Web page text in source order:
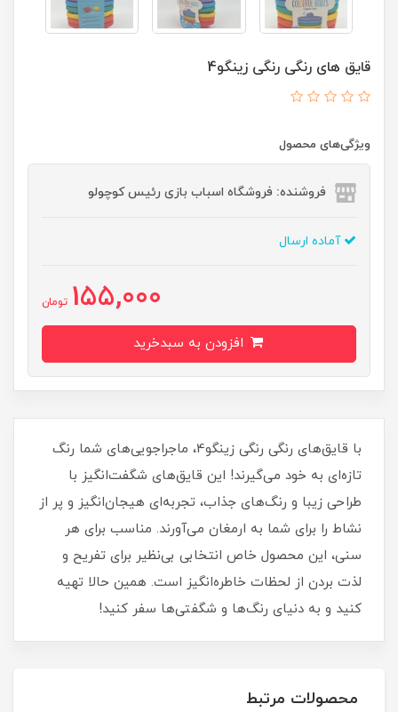
قایق های رنگی رنگی زینگو4
ویژگی‌های محصول
فروشنده: فروشگاه اسباب بازی رئیس کوچولو
آماده ارسال
155,000 تومان
با قایق‌های رنگی رنگی زینگو4، ماجراجویی‌های شما رنگ
تازه‌ای به خود می‌گیرند! این قایق‌های شگفت‌انگیز با
طراحی زیبا و رنگ‌های جذاب، تجربه‌ای هیجان‌انگیز و پر از
نشاط را برای شما به ارمغان می‌آورند. مناسب برای هر
سنی، این محصول خاص انتخابی بی‌نظیر برای تفریح و
لذت بردن از لحظات خاطره‌انگیز است. همین حالا تهیه
کنید و به دنیای رنگ‌ها و شگفتی‌ها سفر کنید!
محصولات مرتبط